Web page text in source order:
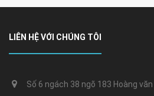
LIÊN HỆ VỚI CHÚNG TÔI
Số 6 ngách 38 ngõ 183 Hoàng